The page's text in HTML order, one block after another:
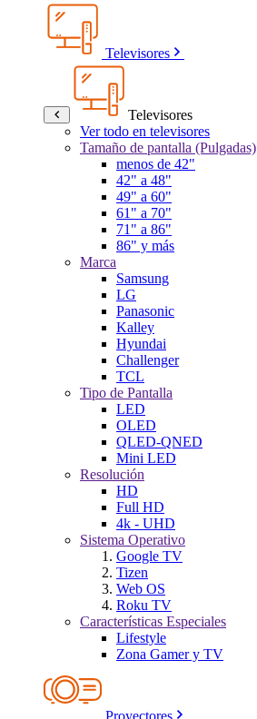
Televisores
Televisores
Ver todo en televisores
Tamaño de pantalla (Pulgadas)
menos de 42"
42" a 48"
49" a 60"
61" a 70"
71" a 86"
86" y más
Marca
Samsung
LG
Panasonic
Kalley
Hyundai
Challenger
TCL
Tipo de Pantalla
LED
OLED
QLED-QNED
Mini LED
Resolución
HD
Full HD
4k - UHD
Sistema Operativo
Google TV
Tizen
Web OS
Roku TV
Características Especiales
Lifestyle
Zona Gamer y TV
Proyectores